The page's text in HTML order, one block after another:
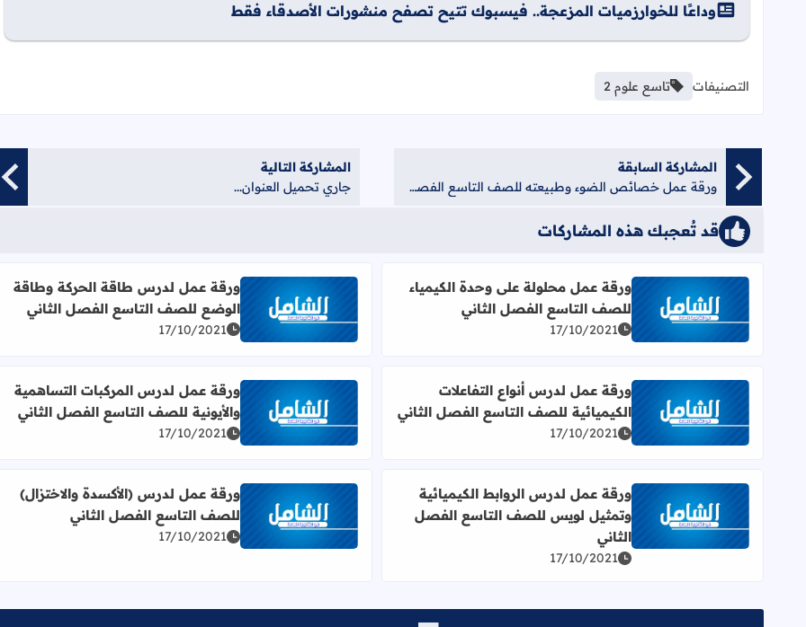
وداعًا للخوارزميات المزعجة.. فيسبوك تتيح تصفح منشورات الأصدقاء فقط
التصنيفات تاسع علوم 2
المشاركة السابقة
ورقة عمل خصائص الضوء وطبيعته للصف التاسع الفصل الثاني
المشاركة التالية
جاري تحميل العنوان...
قد تُعجبك هذه المشاركات
اقرأ المزيد عن ورقة عمل محلولة على وحدة الكيمياء للصف التاسع الفصل الثاني
ورقة عمل محلولة على وحدة الكيمياء
للصف التاسع الفصل الثاني
17/10/2021
اقرأ المزيد عن ورقة عمل لدرس طاقة الحركة وطاقة
ورقة عمل لدرس طاقة الحركة وطاقة
الوضع للصف التاسع الفصل الثاني
17/10/2021
اقرأ المزيد عن ورقة عمل لدرس أنواع التفاعلات الكيميائية للصف التاسع الفصل الثاني
ورقة عمل لدرس أنواع التفاعلات
الكيميائية للصف التاسع الفصل الثاني
17/10/2021
اقرأ المزيد عن ورقة عمل لدرس المركبات التساهمية
ورقة عمل لدرس المركبات التساهمية
والأيونية للصف التاسع الفصل الثاني
17/10/2021
اقرأ المزيد عن ورقة عمل لدرس الروابط الكيميائية وتمثيل لويس للصف التاسع الفصل الثاني
ورقة عمل لدرس الروابط الكيميائية
وتمثيل لويس للصف التاسع الفصل
الثاني
17/10/2021
اقرأ المزيد عن ورقة عمل لدرس (الأكسدة والاختزال)
ورقة عمل لدرس (الأكسدة والاختزال)
للصف التاسع الفصل الثاني
17/10/2021